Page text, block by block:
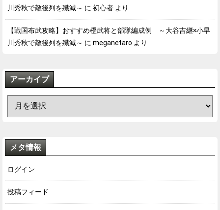
川秀秋で敵後列を殲滅～ に 初心者 より
【戦国布武攻略】おすすめ橙武将と部隊編成例 ～大谷吉継×小早
川秀秋で敵後列を殲滅～ に meganetaro より
アーカイブ
メタ情報
ログイン
投稿フィード